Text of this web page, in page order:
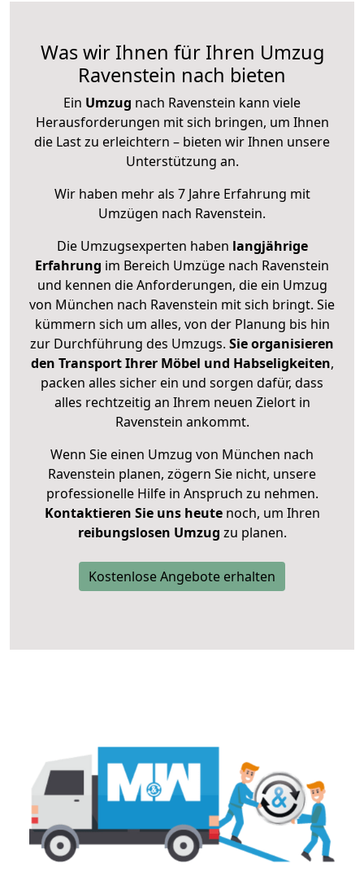
Was wir Ihnen für Ihren Umzug
Ravenstein nach bieten
Ein Umzug nach Ravenstein kann viele
Herausforderungen mit sich bringen, um Ihnen
die Last zu erleichtern – bieten wir Ihnen unsere
Unterstützung an.
Wir haben mehr als 7 Jahre Erfahrung mit
Umzügen nach Ravenstein.
Die Umzugsexperten haben langjährige
Erfahrung im Bereich Umzüge nach Ravenstein
und kennen die Anforderungen, die ein Umzug
von München nach Ravenstein mit sich bringt. Sie
kümmern sich um alles, von der Planung bis hin
zur Durchführung des Umzugs. Sie organisieren
den Transport Ihrer Möbel und Habseligkeiten,
packen alles sicher ein und sorgen dafür, dass
alles rechtzeitig an Ihrem neuen Zielort in
Ravenstein ankommt.
Wenn Sie einen Umzug von München nach
Ravenstein planen, zögern Sie nicht, unsere
professionelle Hilfe in Anspruch zu nehmen.
Kontaktieren Sie uns heutenoch, um Ihren
reibungslosen Umzug zu planen.
Kostenlose Angebote erhalten